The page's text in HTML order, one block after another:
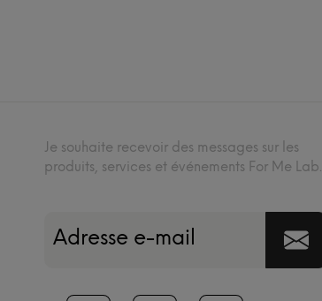
Je souhaite recevoir des messages sur les
produits, services et événements For Me Lab.